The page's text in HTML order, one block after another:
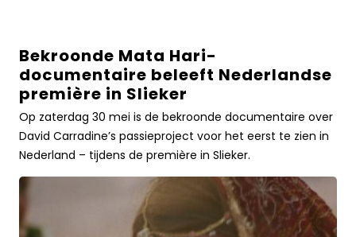
Bekroonde
Mata
Hari-
documentaire
beleeft
Nederlandse
in
meer
Bekroonde Mata Hari-
documentaire beleeft Nederlandse
première in Slieker
Op zaterdag 30 mei is de bekroonde documentaire over
David Carradine’s passieproject voor het eerst te zien in
Nederland – tijdens de première in Slieker.